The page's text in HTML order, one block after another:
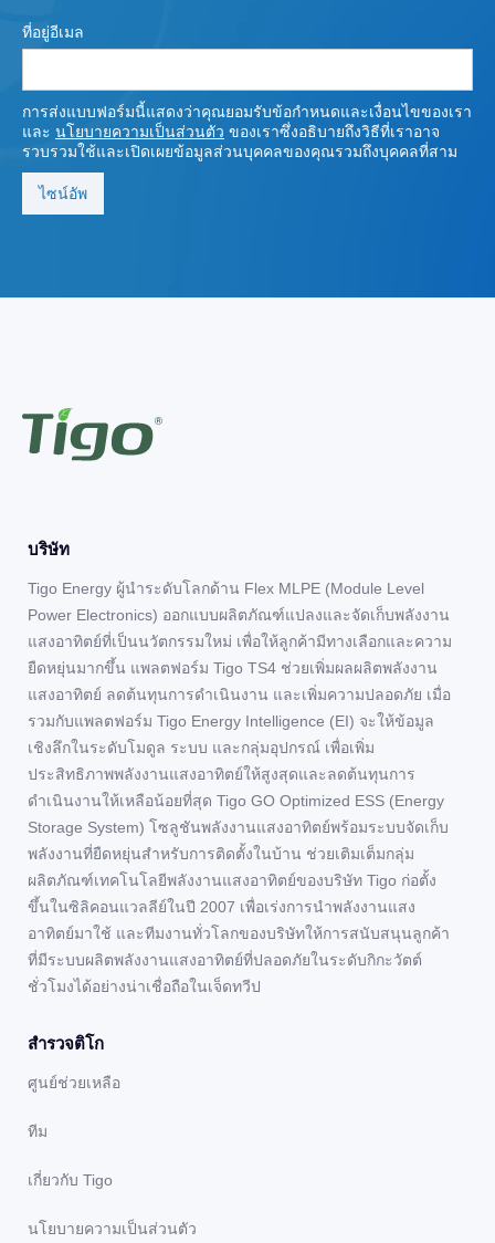
ที่อยู่อีเมล
การส่งแบบฟอร์มนี้แสดงว่าคุณยอมรับข้อกําหนดและเงื่อนไขของเรา
และ นโยบายความเป็นส่วนตัว ของเราซึ่งอธิบายถึงวิธีที่เราอาจ
รวบรวมใช้และเปิดเผยข้อมูลส่วนบุคคลของคุณรวมถึงบุคคลที่สาม
บริษัท
Tigo Energy ผู้นำระดับโลกด้าน Flex MLPE (Module Level
Power Electronics) ออกแบบผลิตภัณฑ์แปลงและจัดเก็บพลังงาน
แสงอาทิตย์ที่เป็นนวัตกรรมใหม่ เพื่อให้ลูกค้ามีทางเลือกและความ
ยืดหยุ่นมากขึ้น แพลตฟอร์ม Tigo TS4 ช่วยเพิ่มผลผลิตพลังงาน
แสงอาทิตย์ ลดต้นทุนการดำเนินงาน และเพิ่มความปลอดภัย เมื่อ
รวมกับแพลตฟอร์ม Tigo Energy Intelligence (EI) จะให้ข้อมูล
เชิงลึกในระดับโมดูล ระบบ และกลุ่มอุปกรณ์ เพื่อเพิ่ม
ประสิทธิภาพพลังงานแสงอาทิตย์ให้สูงสุดและลดต้นทุนการ
ดำเนินงานให้เหลือน้อยที่สุด Tigo GO Optimized ESS (Energy
Storage System) โซลูชันพลังงานแสงอาทิตย์พร้อมระบบจัดเก็บ
พลังงานที่ยืดหยุ่นสำหรับการติดตั้งในบ้าน ช่วยเติมเต็มกลุ่ม
ผลิตภัณฑ์เทคโนโลยีพลังงานแสงอาทิตย์ของบริษัท Tigo ก่อตั้ง
ขึ้นในซิลิคอนแวลลีย์ในปี 2007 เพื่อเร่งการนำพลังงานแสง
อาทิตย์มาใช้ และทีมงานทั่วโลกของบริษัทให้การสนับสนุนลูกค้า
ที่มีระบบผลิตพลังงานแสงอาทิตย์ที่ปลอดภัยในระดับกิกะวัตต์
ชั่วโมงได้อย่างน่าเชื่อถือในเจ็ดทวีป
สํารวจติโก
ศูนย์ช่วยเหลือ
ทีม
เกี่ยวกับ Tigo
นโยบายความเป็นส่วนตัว